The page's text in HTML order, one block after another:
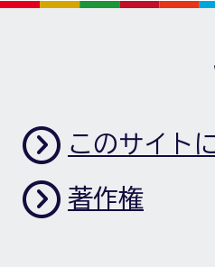
このサイト
著作権